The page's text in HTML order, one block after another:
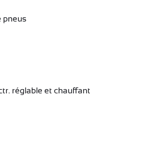
pneus
réglable et chauffant